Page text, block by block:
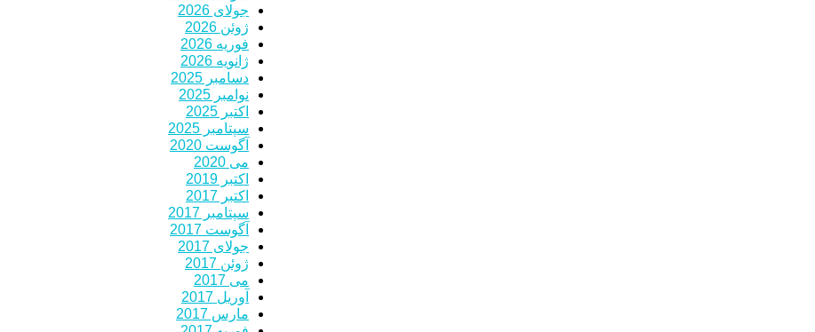
جولای 2026
ژوئن 2026
فوریه 2026
ژانویه 2026
دسامبر 2025
نوامبر 2025
اکتبر 2025
سپتامبر 2025
آگوست 2020
می 2020
اکتبر 2019
اکتبر 2017
سپتامبر 2017
آگوست 2017
جولای 2017
ژوئن 2017
می 2017
آوریل 2017
مارس 2017